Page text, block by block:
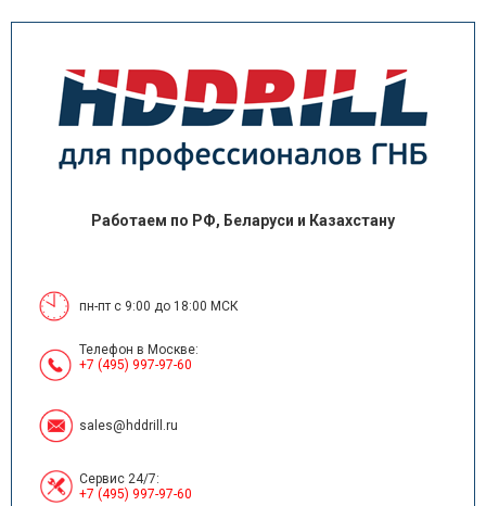
Работаем по РФ, Беларуси и Казахстану
пн-пт с 9:00 до 18:00 МСК
Телефон в Москве:
+7 (495) 997-97-60
sales@hddrill.ru
Сервис 24/7:
+7 (495) 997-97-60